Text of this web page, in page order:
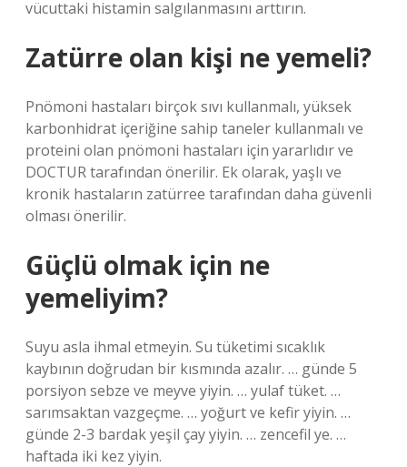
vücuttaki histamin salgılanmasını arttırın.
Zatürre olan kişi ne yemeli?
Pnömoni hastaları birçok sıvı kullanmalı, yüksek
karbonhidrat içeriğine sahip taneler kullanmalı ve
proteini olan pnömoni hastaları için yararlıdır ve
DOCTUR tarafından önerilir. Ek olarak, yaşlı ve
kronik hastaların zatürree tarafından daha güvenli
olması önerilir.
Güçlü olmak için ne
yemeliyim?
Suyu asla ihmal etmeyin. Su tüketimi sıcaklık
kaybının doğrudan bir kısmında azalır. … günde 5
porsiyon sebze ve meyve yiyin. … yulaf tüket. …
sarımsaktan vazgeçme. … yoğurt ve kefir yiyin. …
günde 2-3 bardak yeşil çay yiyin. … zencefil ye. …
haftada iki kez yiyin.